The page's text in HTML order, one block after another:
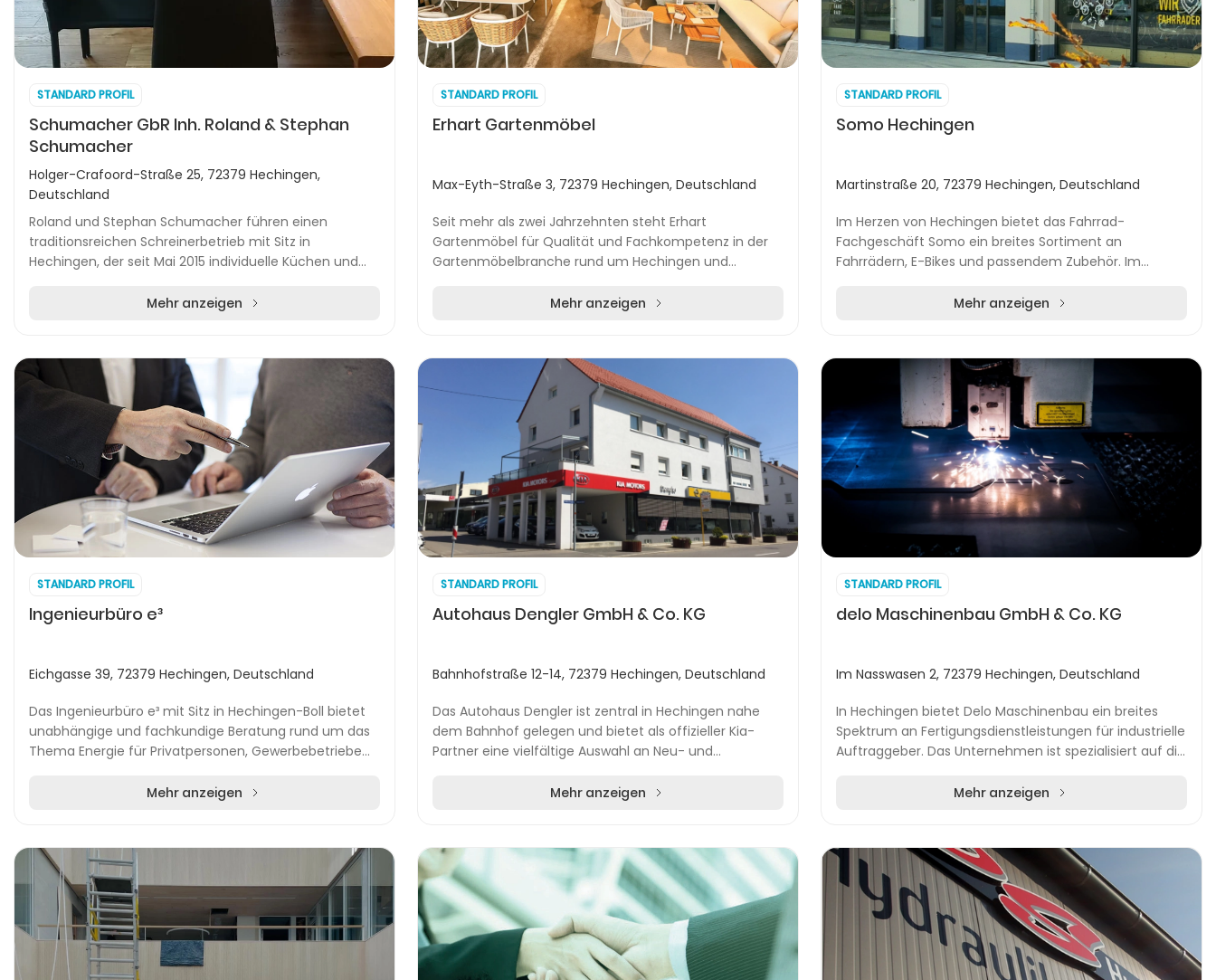
STANDARD PROFIL
Schumacher GbR Inh. Roland & Stephan
Schumacher
Holger-Crafoord-Straße 25, 72379 Hechingen,
Deutschland
Roland und Stephan Schumacher führen einen
traditionsreichen Schreinerbetrieb mit Sitz in
Hechingen, der seit Mai 2015 individuelle Küchen und
Mehr anzeigen
STANDARD PROFIL
Erhart Gartenmöbel
Max-Eyth-Straße 3, 72379 Hechingen, Deutschland
Seit mehr als zwei Jahrzehnten steht Erhart
Gartenmöbel für Qualität und Fachkompetenz in der
Gartenmöbelbranche rund um Hechingen und
Mehr anzeigen
STANDARD PROFIL
Somo Hechingen
Martinstraße 20, 72379 Hechingen, Deutschland
Im Herzen von Hechingen bietet das Fahrrad-
Fachgeschäft Somo ein breites Sortiment an
Fahrrädern, E-Bikes und passendem Zubehör. Im
Radbegeisterte Model...Mehr anzeigen
STANDARD PROFIL
Ingenieurbüro e³
Eichgasse 39, 72379 Hechingen, Deutschland
Das Ingenieurbüro e³ mit Sitz in Hechingen-Boll bietet
unabhängige und fachkundige Beratung rund um das
Thema Energie für Privatpersonen, Gewerbebetriebe
Mehr anzeigen
STANDARD PROFIL
Autohaus Dengler GmbH & Co. KG
Bahnhofstraße 12-14, 72379 Hechingen, Deutschland
Das Autohaus Dengler ist zentral in Hechingen nahe
dem Bahnhof gelegen und bietet als offizieller Kia-
Partner eine vielfältige Auswahl an Neu- und
Mehr anzeigen
STANDARD PROFIL
delo Maschinenbau GmbH & Co. KG
Im Nasswasen 2, 72379 Hechingen, Deutschland
In Hechingen bietet Delo Maschinenbau ein breites
Spektrum an Fertigungsdienstleistungen für industrielle
Auftraggeber. Das Unternehmen ist spezialisiert auf die
Mehr anzeigen